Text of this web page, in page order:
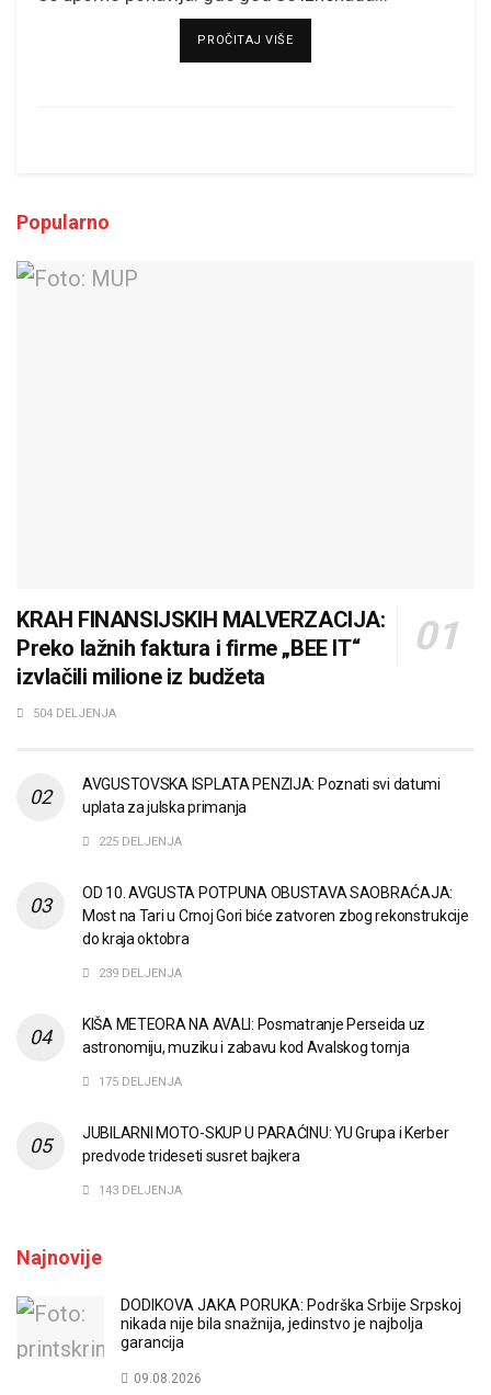
PROČITAJ VIŠEDETAILS
Popularno
KRAH FINANSIJSKIH MALVERZACIJA:
Preko lažnih faktura i firme „BEE IT“
izvlačili milione iz budžeta
504 DELJENJA
AVGUSTOVSKA ISPLATA PENZIJA: Poznati svi datumi
uplata za julska primanja
225 DELJENJA
OD 10. AVGUSTA POTPUNA OBUSTAVA SAOBRAĆAJA:
Most na Tari u Crnoj Gori biće zatvoren zbog rekonstrukcije
do kraja oktobra
239 DELJENJA
KIŠA METEORA NA AVALI: Posmatranje Perseida uz
astronomiju, muziku i zabavu kod Avalskog tornja
175 DELJENJA
JUBILARNI MOTO-SKUP U PARAĆINU: YU Grupa i Kerber
predvode trideseti susret bajkera
143 DELJENJA
Najnovije
DODIKOVA JAKA PORUKA: Podrška Srbije Srpskoj
nikada nije bila snažnija, jedinstvo je najbolja
garancija
09.08.2026